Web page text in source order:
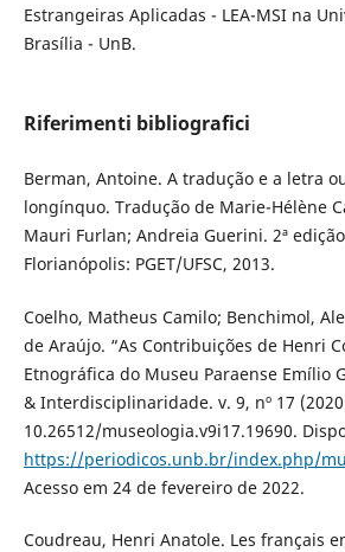
Estrangeiras Aplicadas - LEA-MSI na
Brasília - UnB.
Riferimenti bibliografici
Berman, Antoine. A tradução e a letra
longínquo. Tradução de Marie-Hélène
Mauri Furlan; Andreia Guerini. 2ª
Florianópolis: PGET/UFSC, 2013.
Coelho, Matheus Camilo; Benchimol,
de Araújo. “As Contribuições de Henri
Etnográfica do Museu Paraense Emílio
& Interdisciplinaridade. v. 9, nº 17
10.26512/museologia.v9i17.19690.
https://periodicos.unb.br/index.php/
Acesso em 24 de fevereiro de 2022.
Coudreau, Henri Anatole. Les français